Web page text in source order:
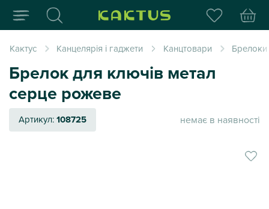
Інтернет-магазин
Кактус Канцелярія і гаджети Канцтовари Брелоки
Брелок для ключів метал
серце рожеве
Артикул:108725 немає в наявності